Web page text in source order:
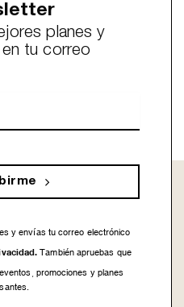
planes y
tu correo
y envías tu correo electrónico
También apruebas que
promociones y planes